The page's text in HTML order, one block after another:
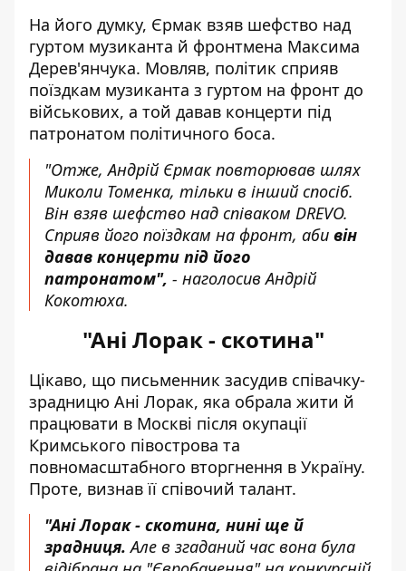
На його думку, Єрмак взяв шефство над
гуртом музиканта й фронтмена Максима
Дерев'янчука. Мовляв, політик сприяв
поїздкам музиканта з гуртом на фронт до
військових, а той давав концерти під
патронатом політичного боса.
"Отже,Андрій Єрмакповторював шлях
Миколи Томенка, тільки в інший спосіб.
Він взяв шефство над співаком DREVO.
Сприяв його поїздкам на фронт, аби він
давав концерти під його
патронатом", - наголосив Андрій
Кокотюха.
"Ані Лорак - скотина"
Цікаво, що письменник засудив співачку-
зрадницю Ані Лорак, яка обрала жити й
працювати в Москві після окупації
Кримського півострова та
повномасштабного вторгнення в Україну.
Проте, визнав її співочий талант.
"Ані Лорак - скотина, нині ще й
зрадниця. Але в згаданий час вона була